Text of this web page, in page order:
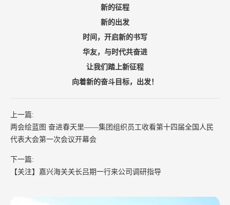
新的征程
新的出发
时间，开启新的书写
华友，与时代共奋进
让我们踏上新征程
向着新的奋斗目标，出发！
上一篇:
两会绘蓝图 奋进春天里——集团组织员工收看第十四届全国人民
代表大会第一次会议开幕会
下一篇:
【关注】嘉兴海关关长吕期一行来公司调研指导